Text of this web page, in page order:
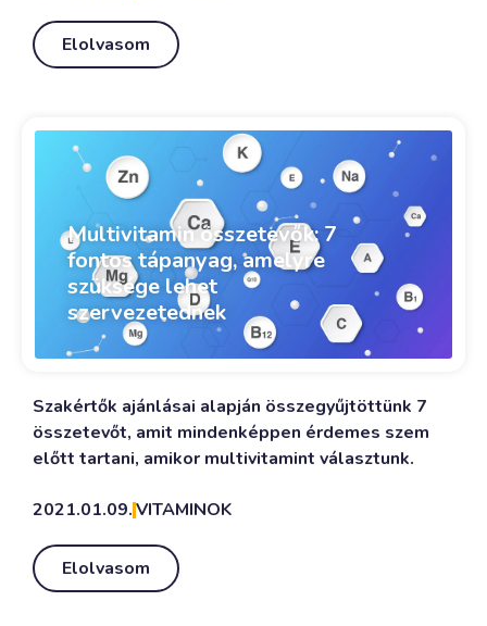
Elolvasom
Multivitamin összetevők: 7
fontos tápanyag, amelyre
szüksége lehet
szervezetednek
Szakértők ajánlásai alapján összegyűjtöttünk 7
összetevőt, amit mindenképpen érdemes szem
előtt tartani, amikor multivitamint választunk.
2021.01.09.VITAMINOK
Elolvasom